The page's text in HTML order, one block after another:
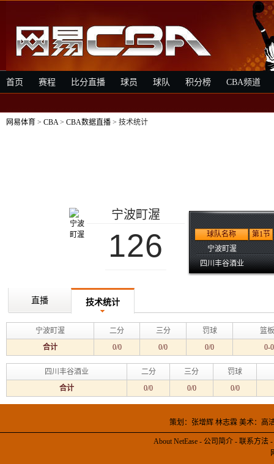
首页 赛程 比分直播 球员 球队 积分榜 CBA频道
网易体育 > CBA> CBA数据直播 > 技术统计
宁波町渥
126 球队名称
第1节
宁波町渥
四川丰谷酒业
直播 技术统计
宁波町渥 二分 三分 罚球
篮
合计
0/0 0/0 0/0 0-
四川丰谷酒业 二分 三分
罚球
合计
0/0 0/0 0/0
策划：张增辉 林志霖 美术：
About NetEase - 公司简介 - 联系方法 -